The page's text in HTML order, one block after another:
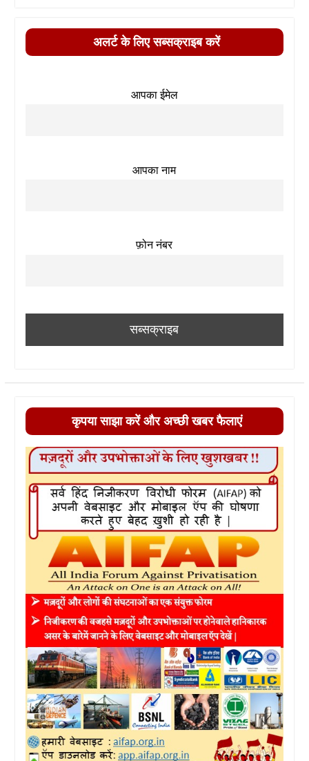
अलर्ट के लिए सब्सक्राइब करें
आपका ईमेल
आपका नाम
फ़ोन नंबर
कृपया साझा करें और अच्छी खबर फैलाएं